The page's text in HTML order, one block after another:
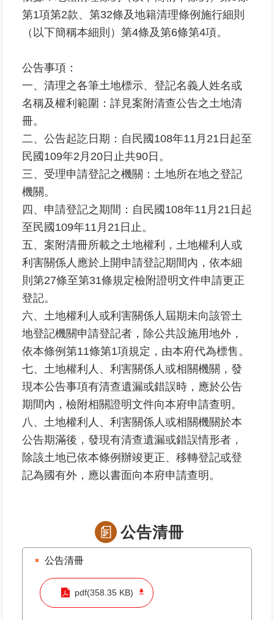
路
申
辦
業
區
綜
合
訊
都
更/
地
政
資
平
台
臺
地
政
總
管
＋
第1項第2款、第32條及地籍清理條例施行細則
（以下簡稱本細則）第4條及第6條第4項。
公告事項：
一、清理之各筆土地標示、登記名義人姓名或
名稱及權利範圍：詳見案附清查公告之土地清
冊。
二、公告起訖日期：自民國108年11月21日起至
民國109年2月20日止共90日。
三、受理申請登記之機關：土地所在地之登記
機關。
四、申請登記之期間：自民國108年11月21日起
至民國109年11月21日止。
五、案附清冊所載之土地權利，土地權利人或
利害關係人應於上開申請登記期間內，依本細
則第27條至第31條規定檢附證明文件申請更正
登記。
六、土地權利人或利害關係人屆期未向該管土
地登記機關申請登記者，除公共設施用地外，
依本條例第11條第1項規定，由本府代為標售。
七、土地權利人、利害關係人或相關機關，發
現本公告事項有清查遺漏或錯誤時，應於公告
期間內，檢附相關證明文件向本府申請查明。
八、土地權利人、利害關係人或相關機關於本
公告期滿後，發現有清查遺漏或錯誤情形者，
除該土地已依本條例辦竣更正、移轉登記或登
記為國有外，應以書面向本府申請查明。
公告清冊
公告清冊
pdf(358.35 KB)